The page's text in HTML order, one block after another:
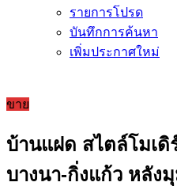
รายการโปรด
บันทึกการค้นหา
เพิ่มประกาศใหม่
ขาย
บ้านแฝด สไตล์โมเดิ
บางนา-กิ่งแก้ว หลัง